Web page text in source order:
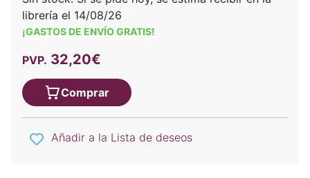
librería el 14/08/26
¡GASTOS DE ENVÍO GRATIS!
PVP. 32,20€
Comprar
Añadir a la Lista de deseos